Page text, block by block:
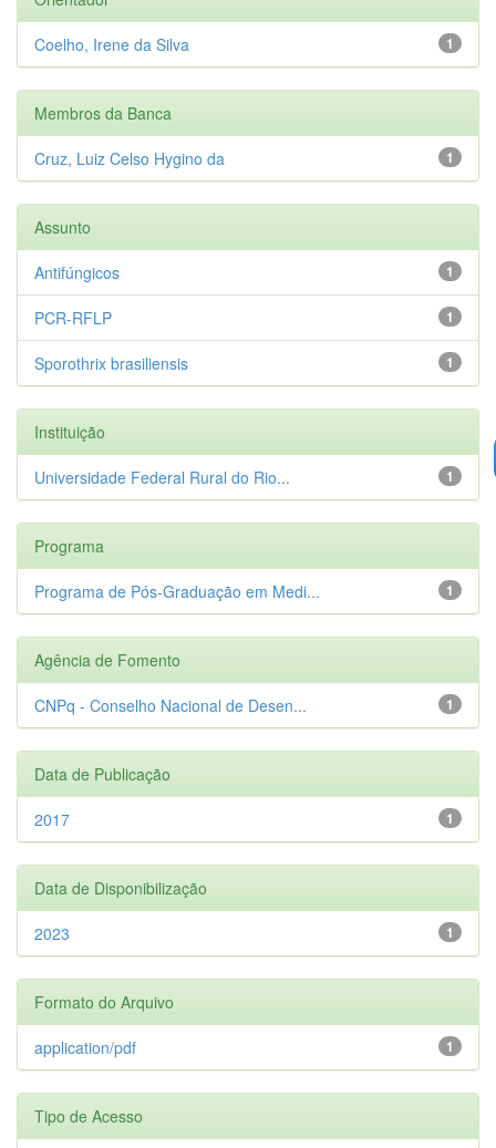
1
Coelho, Irene da Silva
Membros da Banca
1
Cruz, Luiz Celso Hygino da
Assunto
1
Antifúngicos
1
PCR-RFLP
1
Sporothrix brasiliensis
Instituição
1
Universidade Federal Rural do Rio...
Programa
1
Programa de Pós-Graduação em Medi...
Agência de Fomento
1
CNPq - Conselho Nacional de Desen...
Data de Publicação
1
2017
Data de Disponibilização
1
2023
Formato do Arquivo
1
application/pdf
Tipo de Acesso